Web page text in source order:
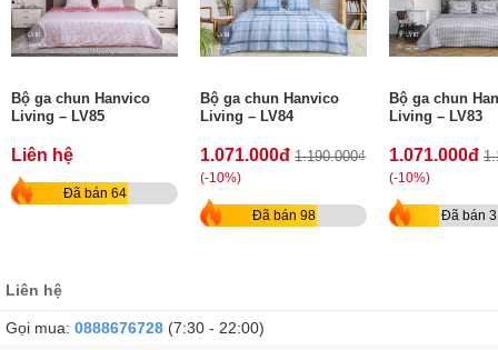
Bộ ga chun Hanvico
Living – LV85
Liên hệ
Đã bán 64
Bộ ga chun Hanvico
Living – LV84
1.071.000đ 1.190.000₫
(-10%)
Đã bán 98
Bộ ga chun
Living – LV83
1.071.000đ
(-10%)
Đã bán
Liên hệ
Gọi mua: 0888676728 (7:30 - 22:00)